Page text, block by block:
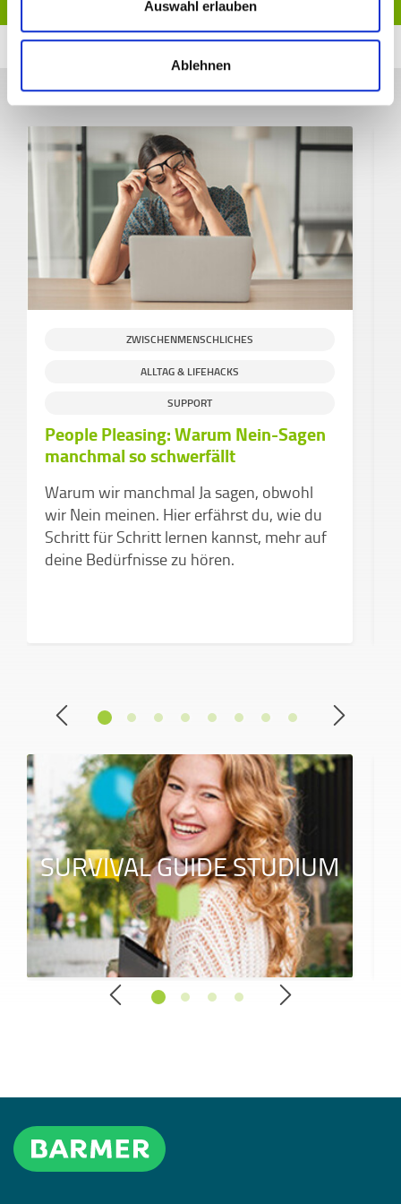
Auswahl erlauben
Ablehnen
Weitere spannende Themen
ZWISCHENMENSCHLICHES
ALLTAG & LIFEHACKS
SUPPORT
People Pleasing: Warum Nein-Sagen
manchmal so schwerfällt
Warum wir manchmal Ja sagen, obwohl
wir Nein meinen. Hier erfährst du, wie du
Schritt für Schritt lernen kannst, mehr auf
deine Bedürfnisse zu hören.
SURVIVAL GUIDE STUDIUM